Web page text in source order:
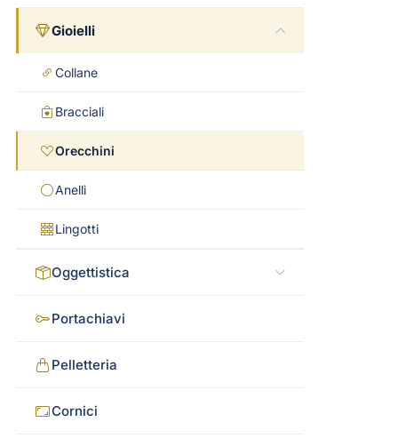
Gioielli
Collane
Bracciali
Orecchini
Anelli
Lingotti
Oggettistica
Portachiavi
Pelletteria
Cornici